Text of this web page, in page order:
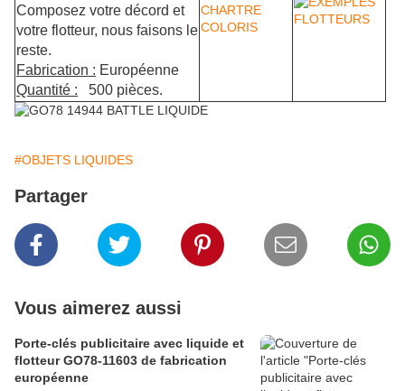
Composez votre décord et
votre flotteur, nous faisons le
reste.
Fabrication : Européenne
Quantité : 500 pièces.
#OBJETS LIQUIDES
Partager
Vous aimerez aussi
Porte-clés publicitaire avec liquide et
flotteur GO78-11603 de fabrication
européenne